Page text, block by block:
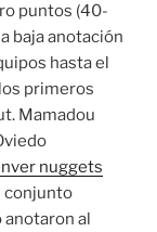
puntos (40-
baja anotación
hasta el
primeros
Mamadou
nuggets
conjunto
al